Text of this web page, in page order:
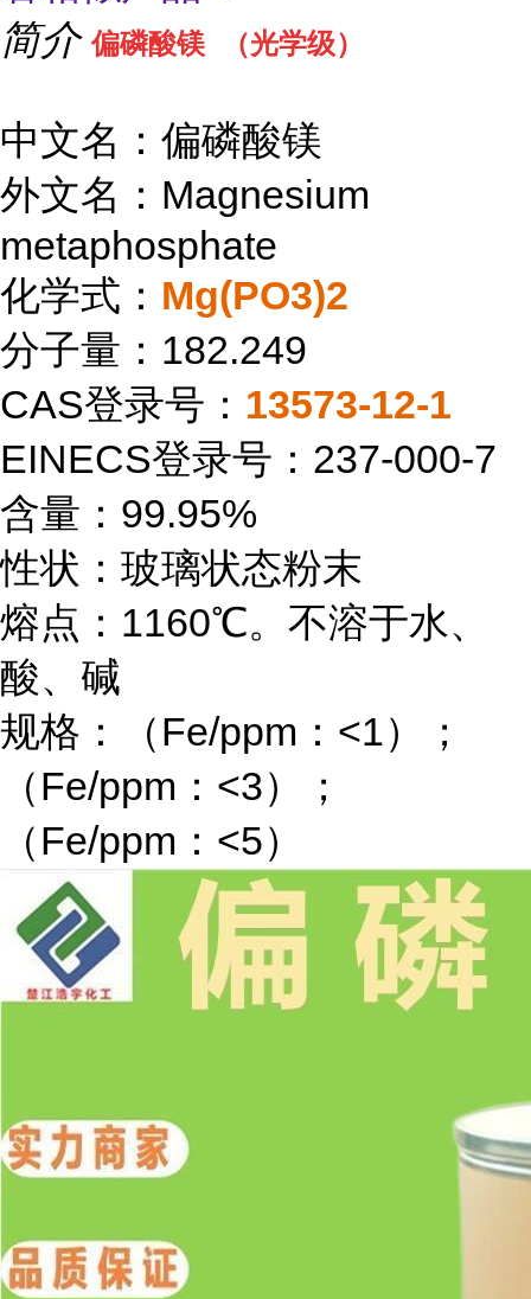
简介 偏磷酸镁 （光学级）
中文名：偏磷酸镁
外文名：Magnesium
metaphosphate
化学式： Mg(PO3)2
分子量：182.249
CAS登录号： 13573-12-1
EINECS登录号：237-000-7
含量：99.95%
性状：玻璃状态粉末
熔点：1160℃。不溶于水、
酸、碱
规格：（Fe/ppm：<1）；
（Fe/ppm：<3）；
（Fe/ppm：<5）